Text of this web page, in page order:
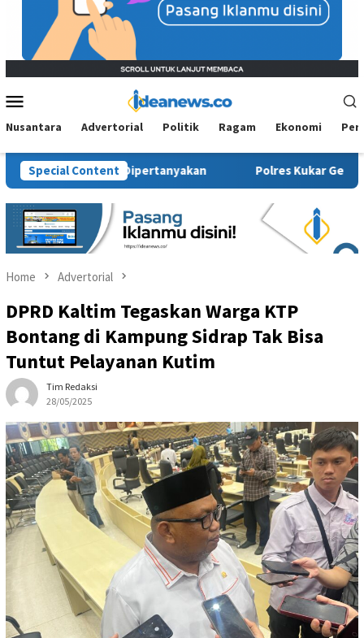
Menu
Nusantara Advertorial Politik Ragam Ekonomi
Special Content
Kembali Dipertanyakan Polres Kukar Geledah Rumah
Home Advertorial
DPRD Kaltim Tegaskan Warga KTP
Bontang di Kampung Sidrap Tak Bisa
Tuntut Pelayanan Kutim
Tim Redaksi
28/05/2025